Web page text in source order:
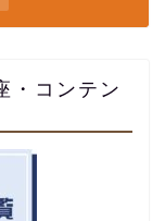
・コンテン